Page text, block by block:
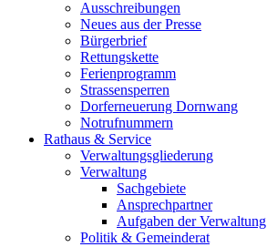
Ausschreibungen
Neues aus der Presse
Bürgerbrief
Rettungskette
Ferienprogramm
Strassensperren
Dorferneuerung Dornwang
Notrufnummern
Rathaus & Service
Verwaltungsgliederung
Verwaltung
Sachgebiete
Ansprechpartner
Aufgaben der Verwaltung
Politik & Gemeinderat